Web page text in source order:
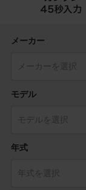
メーカー
モデル
年式